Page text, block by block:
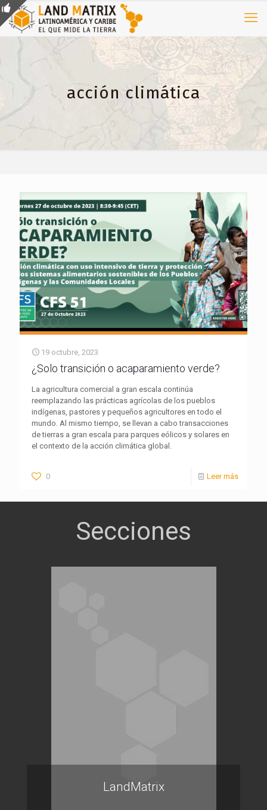
acción climática
19 octubre, 2023
¿Solo transición o acaparamiento verde?
La agricultura comercial a gran escala continúa
reemplazando las prácticas agrícolas de los pueblos
indígenas, pastores y pequeños agricultores en todo el
mundo. Al mismo tiempo, se llevan a cabo transacciones
de tierras a gran escala para parques eólicos y solares en
el contexto de la acción climática global.
0 Leer más
LandMatrix